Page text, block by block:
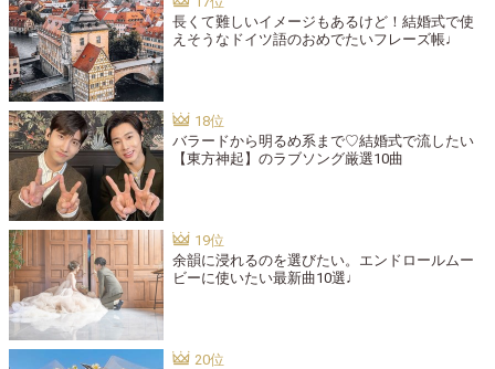
長くて難しいイメージもあるけど！結婚式で使
えそうなドイツ語のおめでたいフレーズ帳♩
バラードから明るめ系まで♡結婚式で流したい
【東方神起】のラブソング厳選10曲
余韻に浸れるのを選びたい。エンドロールムー
ビーに使いたい最新曲10選♩